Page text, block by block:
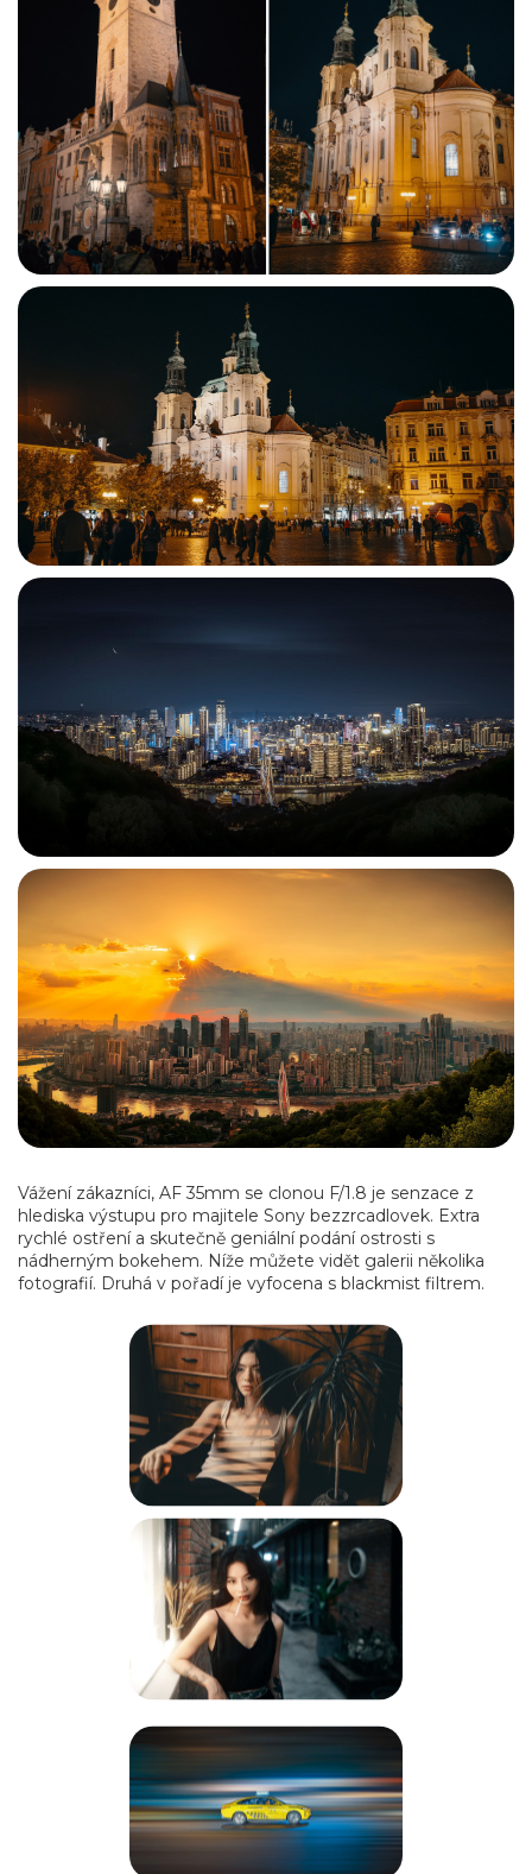
Vážení zákazníci, AF 35mm se clonou F/1.8 je senzace z
hlediska výstupu pro majitele Sony bezzrcadlovek. Extra
rychlé ostření a skutečně geniální podání ostrosti s
nádherným bokehem. Níže můžete vidět galerii několika
fotografií. Druhá v pořadí je vyfocena s blackmist filtrem.